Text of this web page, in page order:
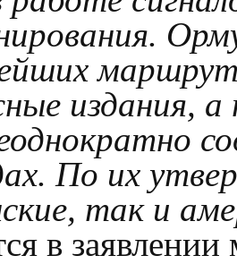
издания,
По их
так и
в заявлении